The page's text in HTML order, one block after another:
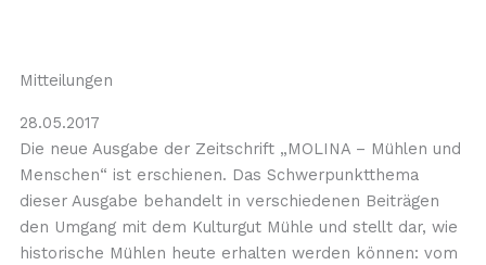
Mitteilungen
28.05.2017
Die neue Ausgabe der Zeitschrift „MOLINA – Mühlen und
Menschen“ ist erschienen. Das Schwerpunktthema
dieser Ausgabe behandelt in verschiedenen Beiträgen
den Umgang mit dem Kulturgut Mühle und stellt dar, wie
historische Mühlen heute erhalten werden können: vom